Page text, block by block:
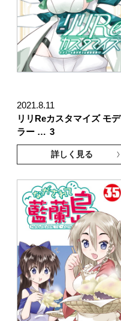
2021.8.11
リリReカスタマイズ モデ
ラー … 3
詳しく見る